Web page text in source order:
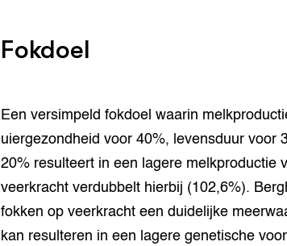
Fokdoel
Een versimpeld fokdoel waarin
uiergezondheid voor 40%, levensduur voor
20% resulteert in een lagere melkproductie
veerkracht verdubbelt hierbij (102,6%).
fokken op veerkracht een duidelijke
kan resulteren in een lagere genetische